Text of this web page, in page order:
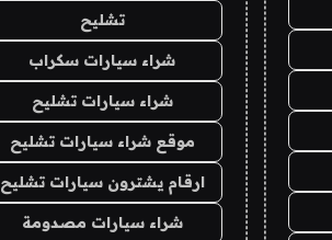
تشليح
شراء سيارات سكراب
شراء سيارات تشليح
موقع شراء سيارات تشليح
ارقام يشترون سيارات تشليح
شراء سيارات مصدومة